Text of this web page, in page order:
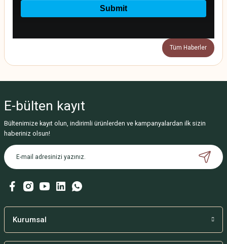
Tüm Haberler
E-bülten kayıt
Bültenimize kayıt olun, indirimli ürünlerden ve kampanyalardan ilk sizin
haberiniz olsun!
Kurumsal